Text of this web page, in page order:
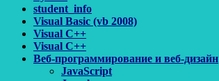
student_info
Visual Basic (vb 2008)
Visual C++
Visual C++
Веб-программирование и веб-дизайн
JavaScript